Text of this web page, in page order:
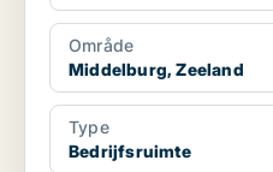
Område
Middelburg, Zeeland
Type
Bedrijfsruimte